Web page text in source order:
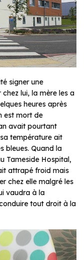
signer une
lui, la mère les a
heures après
est mort de
avait pourtant
température ait
bleues. Quand la
Tameside Hospital,
attrapé froid mais
chez elle malgré les
vaudra à la
tout droit à la